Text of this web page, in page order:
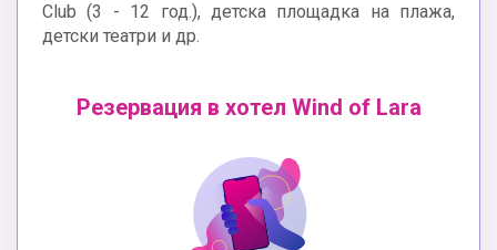
Club (3 - 12 год.), детска площадка на плажа,
детски театри и др.
Резервация в хотел Wind of Lara